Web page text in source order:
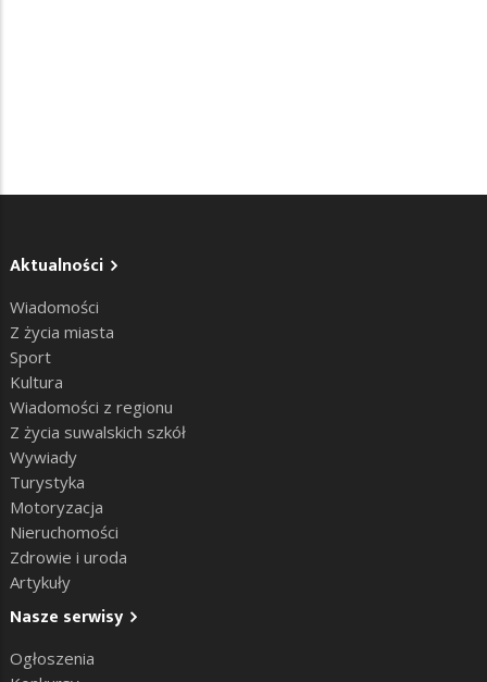
Aktualności
Wiadomości
Z życia miasta
Sport
Kultura
Wiadomości z regionu
Z życia suwalskich szkół
Wywiady
Turystyka
Motoryzacja
Nieruchomości
Zdrowie i uroda
Artykuły
Nasze serwisy
Ogłoszenia